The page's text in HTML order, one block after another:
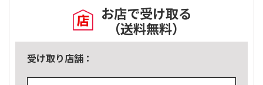
お店で受け取る
（送料無料）
受け取り店舗：